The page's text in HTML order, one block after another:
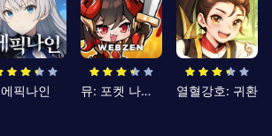
에픽나인 뮤: 포켓 나이츠 열혈강호: 귀환